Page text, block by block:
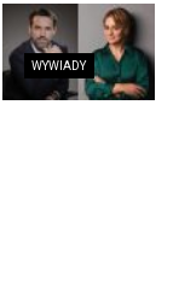
WYWIADY